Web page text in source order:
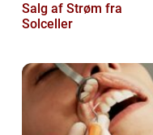
Salg af Strøm fra
Solceller